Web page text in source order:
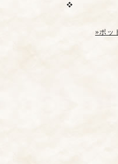
»ポッ